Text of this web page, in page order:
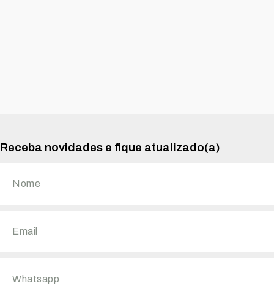
Receba novidades e fique atualizado(a)